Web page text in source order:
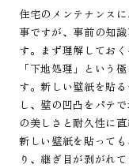
住宅のメンテナンス
事ですが、事前の知
す。まず理解してお
「下地処理」という
す。新しい壁紙を貼
し、壁の凹凸をパテ
の美しさと耐久性に
新しい壁紙を貼って
り、継ぎ目が剥がれ